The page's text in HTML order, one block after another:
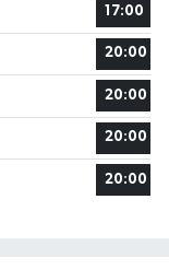
17:00
20:00
20:00
20:00
20:00